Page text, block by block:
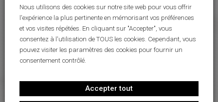
RECRUTEMENT
CONTACT
Nous utilisons des cookies sur notre site web pour vous offrir
l'expérience la plus pertinente en mémorisant vos préférences
et vos visites répétées. En cliquant sur "Accepter", vous
consentez à l'utilisation de TOUS les cookies. Cependant, vous
pouvez visiter les paramètres des cookies pour fournir un
consentement contrôlé.
Accepter tout